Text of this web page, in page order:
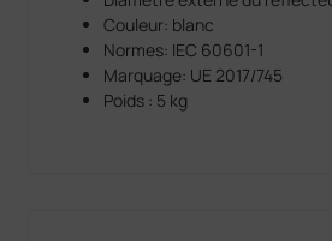
Couleur: blanc
Normes: IEC 60601-1
Marquage: UE 2017/745
Poids : 5 kg